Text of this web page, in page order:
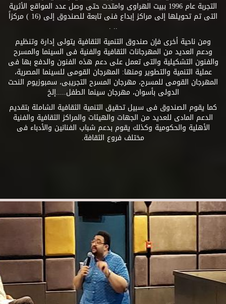
التجربة عام 1996 ببيت الهراوى وامتدت حتى وصل عدد المواقع الأثرية
التى تم تحويلها إلى مراكز إبداع فنى تابعة للصندوق إلى (16 ) مركزاً
.. .
ومن ناحية أخرى فإن صندوق التنمية الثقافية يتولى إدارة وتنظيم
ودعم العديد من المهرجانات الثقافية والفنية فى السينما والمسرح
والفنون التشكيلية والتى تعمل على دعم هذه الفنون والدفع بها فى
عملية التنمية والتطوير ومنها: المهرجان القومى للسينما المصرية،
المهرجان القومى للمسرح، مهرجان المسرح التجريبى، سمبوزيوم النحت
الدولى بأسوان، مهرجان سينما الطفل.....إلخ
كما يقوم الصندوق فى سبيل تحقيق التنمية الثقافية الشاملة بتقديم
الدعم المادى للعديد من الجهات والهيئات والمراكز الثقافية والفنية
الأهلية والحكومية وكذلك يقوم بدعم شباب الفنانين والأدباء فى
مختلف فروع الثقافة.